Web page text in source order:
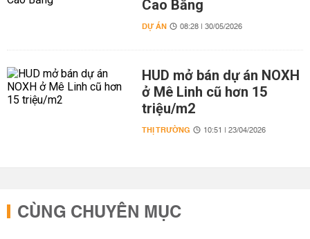
Cao Bằng
DỰ ÁN 08:28 | 30/05/2026
HUD mở bán dự án NOXH
ở Mê Linh cũ hơn 15
triệu/m2
THỊ TRƯỜNG 10:51 | 23/04/2026
CÙNG CHUYÊN MỤC